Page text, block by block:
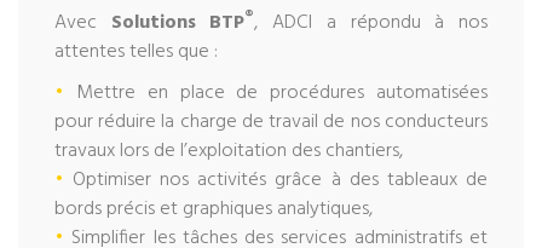
Avec Solutions BTP®, ADCI a répondu à nos
attentes telles que :
• Mettre en place de procédures automatisées
pour réduire la charge de travail de nos conducteurs
travaux lors de l’exploitation des chantiers,
• Optimiser nos activités grâce à des tableaux de
bords précis et graphiques analytiques,
• Simplifier les tâches des services administratifs et